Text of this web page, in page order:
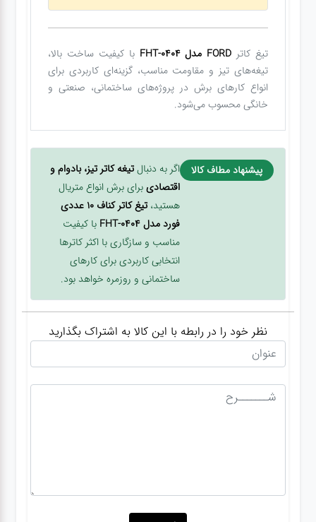
تیغ کاتر FORD مدل FHT-0404
با کیفیت ساخت بالا،
تیغه‌های تیز و مقاومت مناسب، گزینه‌ای کاربردی برای
انواع کارهای برش در پروژه‌های ساختمانی، صنعتی و
خانگی محسوب می‌شود.
پیشنهاد مطاف کالا اگر به دنبالتیغه کاتر تیز، بادوام و
اقتصادیبرای برش انواع متریال
هستید،
تیغ کاتر کناف 10 عددی
فورد مدل FHT-0404
با کیفیت
مناسب و سازگاری با اکثر کاترها
انتخابی کاربردی برای کارهای
ساختمانی و روزمره خواهد بود.
نظر خود را در رابطه با این کالا به اشتراک بگذارید